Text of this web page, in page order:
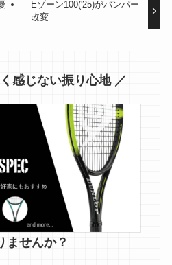
Eゾーン100('25)がバンパー
改変
感じない振り心地 ／
ませんか？